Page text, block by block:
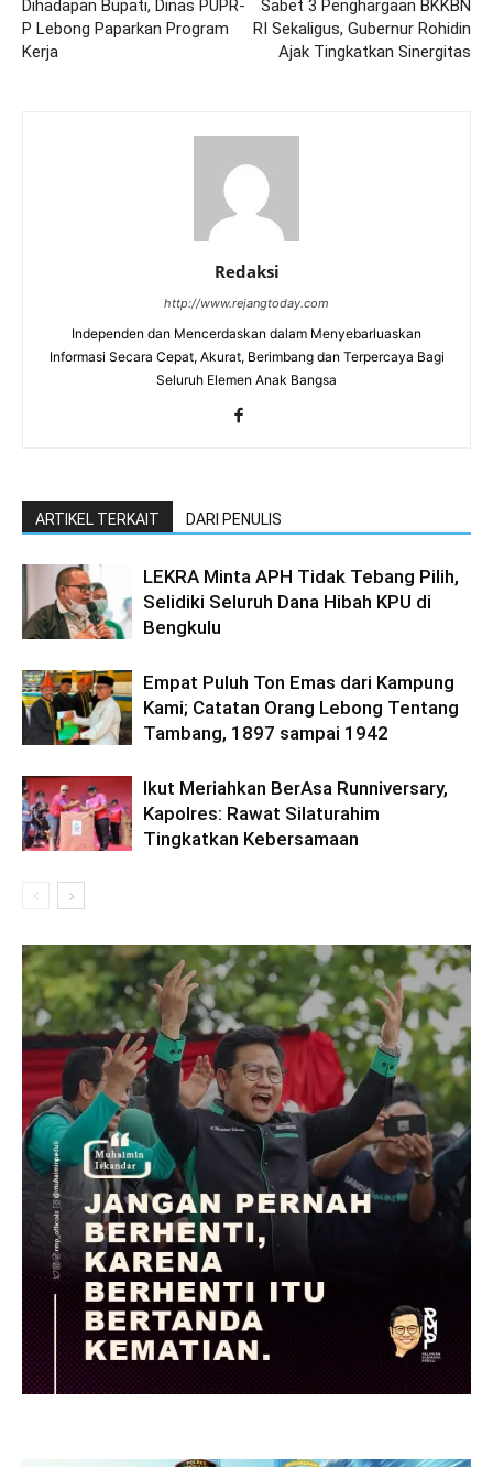
Dihadapan Bupati, Dinas PUPR-
P Lebong Paparkan Program
Kerja
Sabet 3 Penghargaan BKKBN
RI Sekaligus, Gubernur Rohidin
Ajak Tingkatkan Sinergitas
Redaksi
http://www.rejangtoday.com
Independen dan Mencerdaskan dalam Menyebarluaskan
Informasi Secara Cepat, Akurat, Berimbang dan Terpercaya Bagi
Seluruh Elemen Anak Bangsa
ARTIKEL TERKAIT DARI PENULIS
LEKRA Minta APH Tidak Tebang Pilih,
Selidiki Seluruh Dana Hibah KPU di
Bengkulu
Empat Puluh Ton Emas dari Kampung
Kami; Catatan Orang Lebong Tentang
Tambang, 1897 sampai 1942
Ikut Meriahkan BerAsa Runniversary,
Kapolres: Rawat Silaturahim
Tingkatkan Kebersamaan